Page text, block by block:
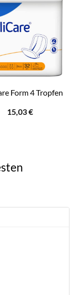
Form 4 Tropfen
15,03€